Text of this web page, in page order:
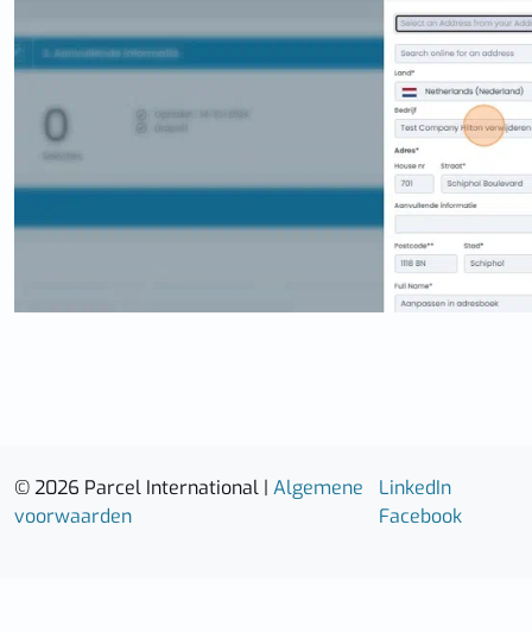
© 2026 Parcel International | Algemene
voorwaarden
LinkedIn
Facebook